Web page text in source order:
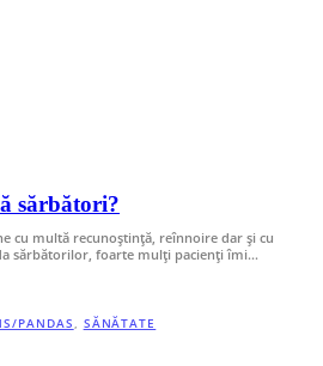
sărbători?
cu multă recunoștință, reînnoire dar și cu
sărbătorilor, foarte mulți pacienți îmi…
PANDAS, SĂNĂTATE